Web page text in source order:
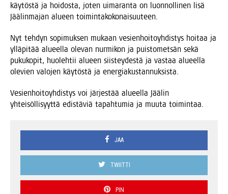
käy­tös­tä ja hoi­dos­ta, joten uima­ran­ta on luon­nol­li­nen lisä
Jää­lin­ma­jan alu­een toimintakokonaisuuteen.
Nyt teh­dyn sopi­muk­sen mukaan vesien­hoi­to­yh­dis­tys hoi­taa ja
yllä­pi­tää alu­eel­la ole­van nur­mi­kon ja puis­to­met­sän sekä
puku­ko­pit, huo­leh­tii alu­een siis­tey­des­tä ja vas­taa alu­eel­la
ole­vien valo­jen käy­tös­tä ja energiakustannuksista.
Vesien­hoi­to­yh­dis­tys voi jär­jes­tää alu­eel­la Jää­lin
yhtei­söl­li­syyt­tä edis­tä­viä tapah­tu­mia ja muu­ta toimintaa.
JAA
TWIITTI
PIN